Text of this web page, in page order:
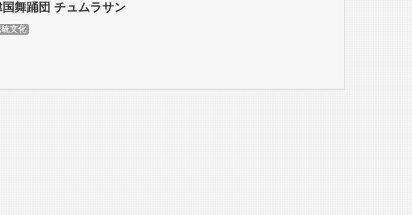
国舞踊団 チュムラサン
文化